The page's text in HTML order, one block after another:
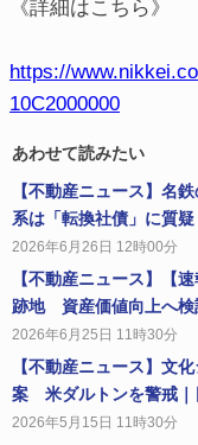
《詳細はこちら》
https://
10C2000000
あわせて読みたい
【不動産ニュース】名
系は「転換社債」に質
2026年6月26日 12時00分
【不動産ニュース】【
跡地 資産価値向上へ検
2026年6月25日 11時30分
【不動産ニュース】文
案 米ダルトンを警戒｜
2026年5月15日 11時30分